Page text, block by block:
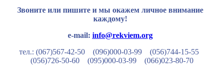
Звоните или пишите и мы окажем личное внимание
каждому!
e-mail: info@rekviem.org
тел.: (067)567-42-50 (096)000-03-99
(056)744-15-55
(056)726-50-60
(095)000-03-99
(066)023-80-70